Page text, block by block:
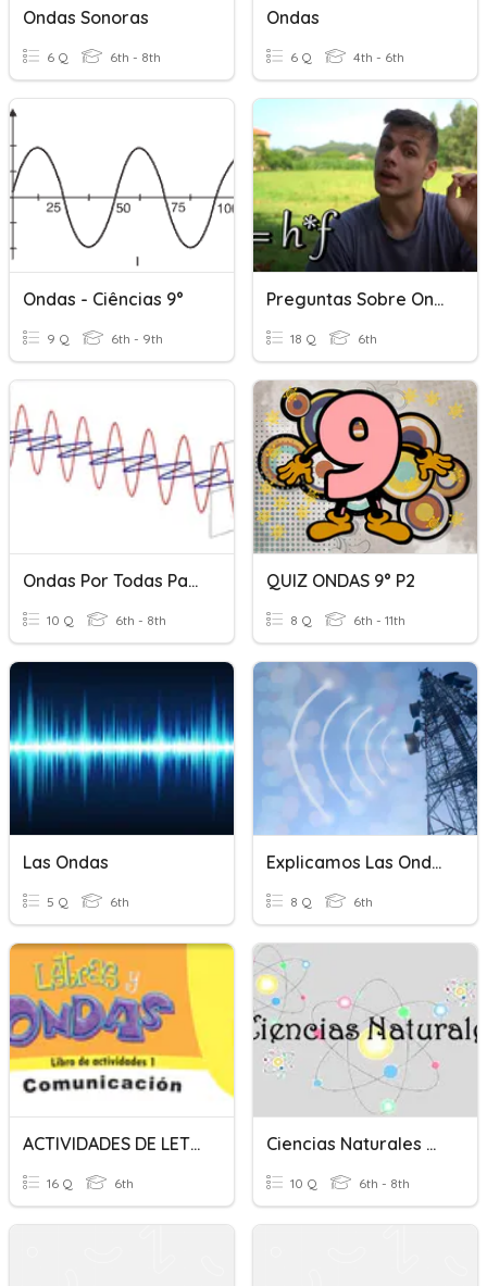
Ondas Sonoras
6 Q 6th - 8th
Ondas
6 Q 4th - 6th
Ondas - Ciências 9°
9 Q 6th - 9th
Preguntas Sobre Ondas Electromagnéticas
18 Q 6th
Ondas Por Todas Partes.
10 Q 6th - 8th
QUIZ ONDAS 9° P2
8 Q 6th - 11th
Las Ondas
5 Q 6th
Explicamos Las Ondas Electromagnéticas
8 Q 6th
ACTIVIDADES DE LETRAS Y ONDAS 6
16 Q 6th
Ciencias Naturales Ondas Del Caribe
10 Q 6th - 8th